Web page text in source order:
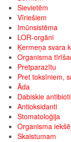
Sievietēm
Vīriešiem
Imūnsistēma
LOR-orgāni
Ķermeņa svara
Organisma
Pretparazītu
Pret toksīniem,
Āda
Dabiskie
Antioksidanti
Stomatoloģija
Organisma
Skaistumam